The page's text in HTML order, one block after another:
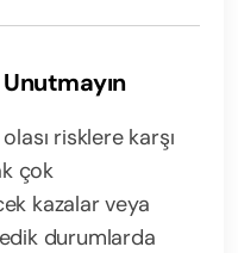
risklere karşı
çok
kazalar veya
durumlarda